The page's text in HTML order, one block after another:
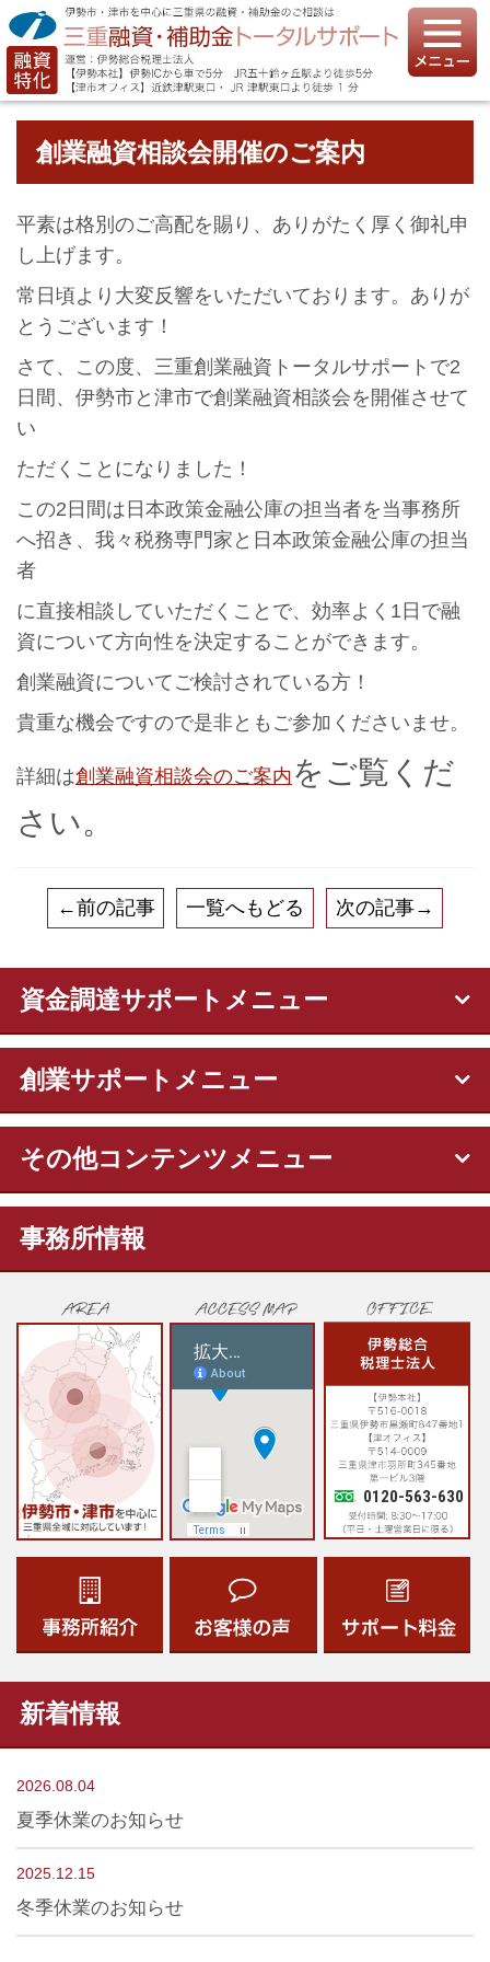
創業融資相談会開催のご案内
平素は格別のご高配を賜り、ありがたく厚く御礼申
し上げます。
常日頃より大変反響をいただいております。ありが
とうございます！
さて、この度、三重創業融資トータルサポートで2
日間、伊勢市と津市で創業融資相談会を開催させて
い
ただくことになりました！
この2日間は日本政策金融公庫の担当者を当事務所
へ招き、我々税務専門家と日本政策金融公庫の担当
者
に直接相談していただくことで、効率よく1日で融
資について方向性を決定することができます。
創業融資についてご検討されている方！
貴重な機会ですので是非ともご参加くださいませ。
詳細は創業融資相談会のご案内 をご覧くだ
さい。
←前の記事 一覧へもどる 次の記事→
資金調達サポートメニュー
創業サポートメニュー
その他コンテンツメニュー
事務所情報
0120-563-630
新着情報
2026.08.04
夏季休業のお知らせ
2025.12.15
冬季休業のお知らせ